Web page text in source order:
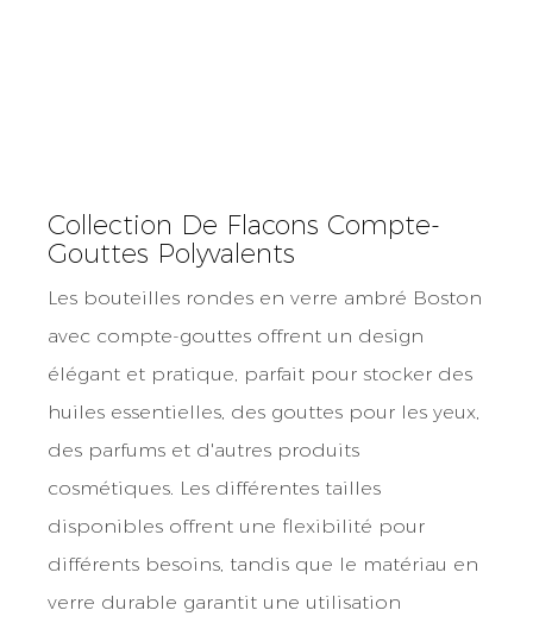
Collection De Flacons Compte-
Gouttes Polyvalents
Les bouteilles rondes en verre ambré Boston
avec compte-gouttes offrent un design
élégant et pratique, parfait pour stocker des
huiles essentielles, des gouttes pour les yeux,
des parfums et d'autres produits
cosmétiques. Les différentes tailles
disponibles offrent une flexibilité pour
différents besoins, tandis que le matériau en
verre durable garantit une utilisation